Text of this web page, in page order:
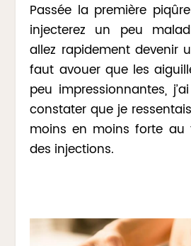
Passée la première
injecterez un peu
allez rapidement devenir
faut avouer que les
peu impressionnantes,
constater que je
moins en moins forte
des injections.